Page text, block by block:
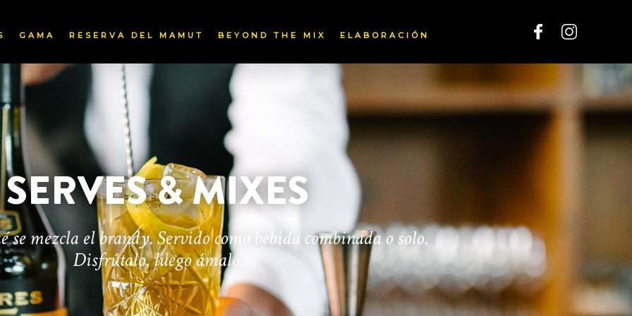
GAMA RESERVA DEL MAMUT BEYOND THE MIX ELABORACIÓN
SERVES & MIXES
se mezcla el brandy. Servido como bebida combinada o solo.
Disfrútalo, luego ámalo.